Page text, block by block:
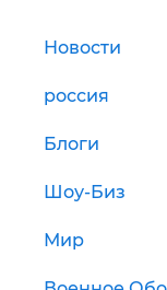
Новости
россия
Блоги
Шоу-Биз
Мир